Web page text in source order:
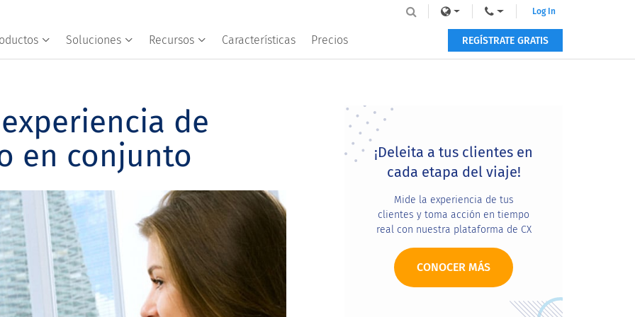
Soluciones Recursos Características Precios
Log In
REGÍSTRATE GRATIS
de
en conjunto
Primary
Sidebar
¡Deleita a tus clientes en
cada etapa del viaje!
Mide la experiencia de tus
clientes y toma acción en tiempo
real con nuestra plataforma de CX
CONOCER MÁS